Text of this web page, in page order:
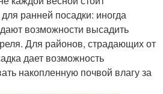
ранней посадки: иногда
возможности высадить
Для районов, страдающих от
дает возможность
накопленную почвой влагу за